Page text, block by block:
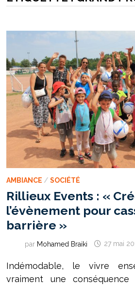
AMBIANCE / SOCIÉTÉ
Rillieux Events : «
l’évènement pour
barrière »
par Mohamed Braiki 27 mai
Indémodable, le vivre
vraiment une conséquence